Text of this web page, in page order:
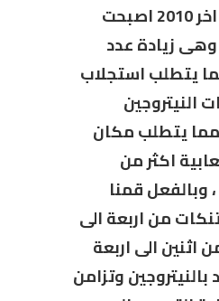
هنا وبالفعل فى اخر 2010 اصبحت
زيادة عدد
يتطلب استجلاب
النيتروجين
يتطلب مكان
اكثر من
وبالفعل قمنا
من اربعة الى
اثنين الى اربعة
وتزامن